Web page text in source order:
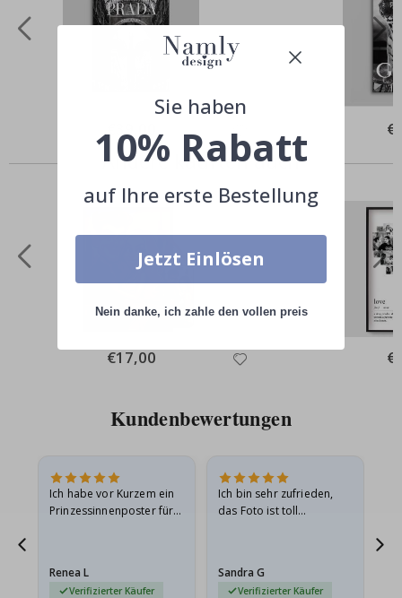
Price
Andere kauften auch
Special
Price
€17,00
Kundenbewertungen
Ich habe vor Kurzem ein
Prinzessinnenposter für
beschädigt…
Renea L
Verifizierter Käufer
Ich bin sehr zufrieden,
das Foto ist toll
außerdem…
Sandra G
Verifizierter Käufer
Sie haben
10% Rabatt
auf Ihre erste Bestellung
Jetzt Einlösen
Nein danke, ich zahle den vollen preis